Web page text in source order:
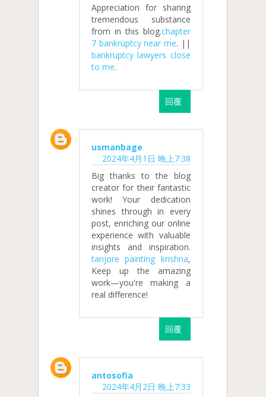
Appreciation for sharing
tremendous substance
from in this blog.chapter
7 bankruptcy near me. ||
bankruptcy lawyers close
to me.
回覆
usmanbage
2024年4月1日 晚上7:38
Big thanks to the blog
creator for their fantastic
work! Your dedication
shines through in every
post, enriching our online
experience with valuable
insights and inspiration.
tanjore painting krishna,
Keep up the amazing
work—you're making a
real difference!
回覆
antosofia
2024年4月2日 晚上7:33